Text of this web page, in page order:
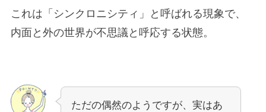
これは「シンクロニシティ」と呼ばれる現象で、
内面と外の世界が不思議と呼応する状態。
ただの偶然のようですが、実はあ